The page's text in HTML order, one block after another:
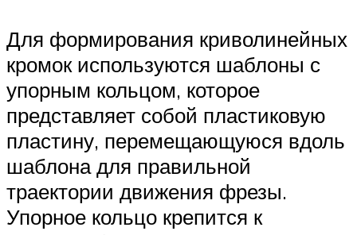
Для формирования криволинейных
кромок используются шаблоны с
упорным кольцом, которое
представляет собой пластиковую
пластину, перемещающуюся вдоль
шаблона для правильной
траектории движения фрезы.
Упорное кольцо крепится к